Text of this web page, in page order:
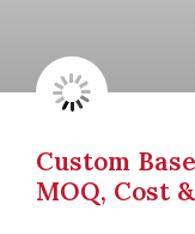
Custom
MOQ, Cost